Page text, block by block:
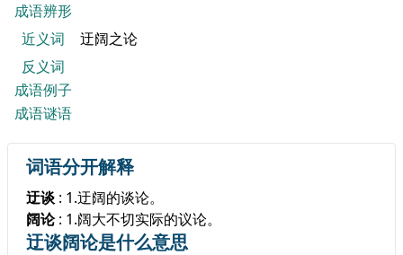
成语辨形
近义词
迂阔之论
反义词
成语例子
成语谜语
词语分开解释
迂谈 : 1.迂阔的谈论。
阔论: 1.阔大不切实际的议论。
迂谈阔论是什么意思